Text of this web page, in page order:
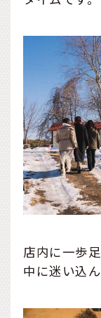
店内に一歩
中に迷い込